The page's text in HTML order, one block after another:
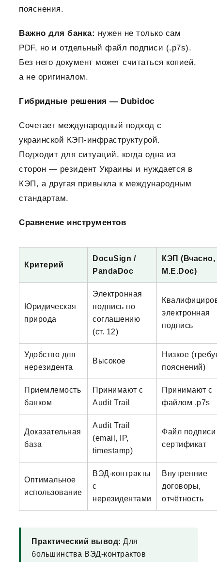
пояснения.
Важно для банка: нужен не только сам
PDF, но и отдельный файл подписи (.p7s).
Без него документ может считаться копией,
а не оригиналом.
Гибридные решения — Dubidoc
Сочетает международный подход с
украинской КЭП-инфраструктурой.
Подходит для ситуаций, когда одна из
сторон — резидент Украины и нуждается в
КЭП, а другая привыкла к международным
стандартам.
Сравнение инструментов
Критерий
DocuSign /
PandaDoc
КЭП (Вчасно,
M.E.Doc)
Юридическая
природа
Электронная
подпись по
соглашению
(ст. 12)
электронная
подпись
Удобство для
нерезидента
Высокое
Низкое
пояснений)
Приемлемость
банком
Принимают с
Audit Trail
Принимают с
файлом .p7s
Доказательная
база
Audit Trail
(email, IP,
timestamp)
Файл подписи
сертификат
Оптимальное
использование
ВЭД-контракты
с
нерезидентами
Внутренние
договоры,
отчётность
Практический вывод: Для
большинства ВЭД-контрактов